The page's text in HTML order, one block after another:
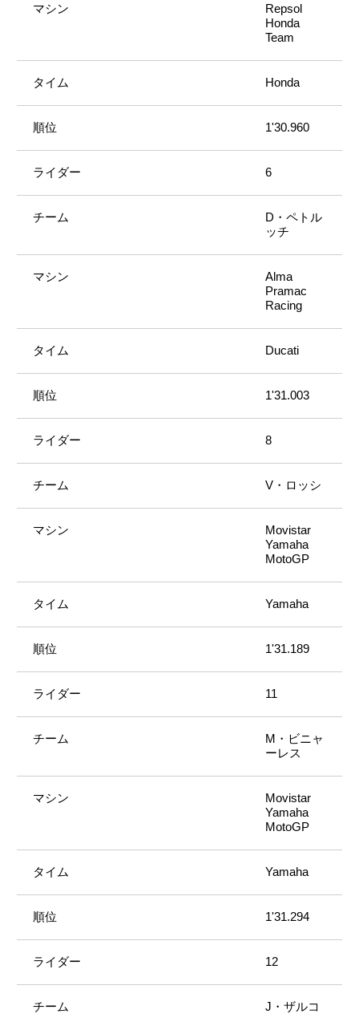
Repsol
Honda
Team
Honda
1'30.960
6
D・ペトル
ッチ
Alma
Pramac
Racing
Ducati
1'31.003
8
V・ロッシ
Movistar
Yamaha
MotoGP
Yamaha
1'31.189
11
M・ビニャ
ーレス
Movistar
Yamaha
MotoGP
Yamaha
1'31.294
12
J・ザルコ